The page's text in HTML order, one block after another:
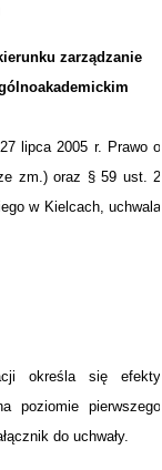
zarządzanie
lipca 2005 r. Prawo o
zm.) oraz § 59 ust. 2
w Kielcach, uchwala
określa się efekty
poziomie
pierwszego
do uchwały.